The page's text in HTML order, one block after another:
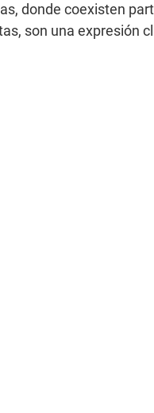
donde coexisten
son una expresión